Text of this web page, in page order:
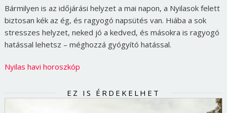
Bármilyen is az időjárási helyzet a mai napon, a Nyilasok felett
biztosan kék az ég, és ragyogó napsütés van. Hiába a sok
stresszes helyzet, neked jó a kedved, és másokra is ragyogó
hatással lehetsz – méghozzá gyógyító hatással.
Nyilas havi horoszkóp
EZ IS ÉRDEKELHET